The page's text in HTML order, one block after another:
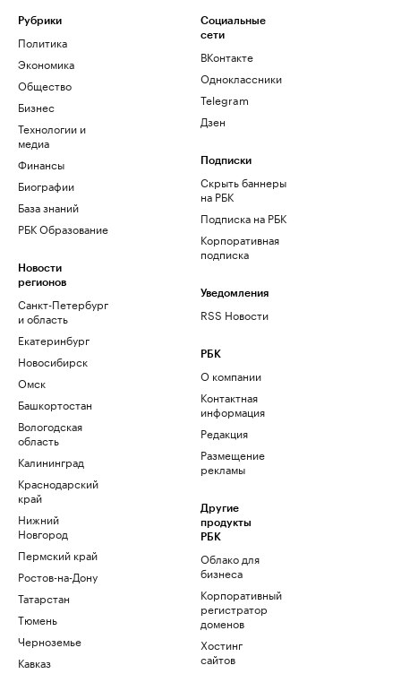
Рубрики
Политика
Экономика
Общество
Бизнес
Технологии и
медиа
Финансы
Биографии
База знаний
РБК Образование
Новости
регионов
Санкт-Петербург
и область
Екатеринбург
Новосибирск
Омск
Башкортостан
Вологодская
область
Калининград
Краснодарский
край
Нижний
Новгород
Пермский край
Ростов-на-Дону
Татарстан
Тюмень
Черноземье
Кавказ
Социальные
сети
ВКонтакте
Одноклассники
Telegram
Дзен
Подписки
Скрыть баннеры
на РБК
Подписка на РБК
Корпоративная
подписка
Уведомления
RSS Новости
РБК
О компании
Контактная
информация
Редакция
Размещение
рекламы
Другие
продукты
РБК
Облако для
бизнеса
Корпоративный
регистратор
доменов
Хостинг
сайтов